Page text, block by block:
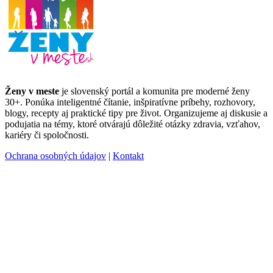
Ženy v meste je slovenský portál a komunita pre moderné ženy
30+. Ponúka inteligentné čítanie, inšpiratívne príbehy, rozhovory,
blogy, recepty aj praktické tipy pre život. Organizujeme aj diskusie a
podujatia na témy, ktoré otvárajú dôležité otázky zdravia, vzťahov,
kariéry či spoločnosti.
Ochrana osobných údajov | Kontakt